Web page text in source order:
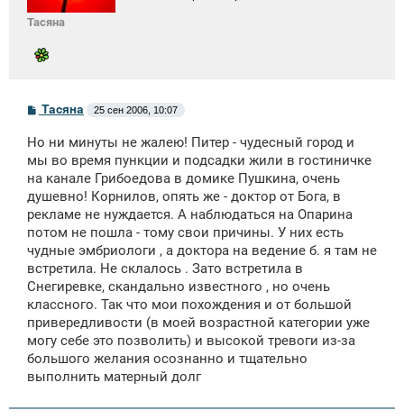
Тасяна
С
б
щ
н
и
Тасяна 25 сен 2006, 10:07
Но ни минуты не жалею! Питер - чудесный город и
мы во время пункции и подсадки жили в гостиничке
на канале Грибоедова в домике Пушкина, очень
душевно! Корнилов, опять же - доктор от Бога, в
рекламе не нуждается. А наблюдаться на Опарина
потом не пошла - тому свои причины. У них есть
чудные эмбриологи , а доктора на ведение б. я там не
встретила. Не склалось . Зато встретила в
Снегиревке, скандально известного , но очень
классного. Так что мои похождения и от большой
привередливости (в моей возрастной категории уже
могу себе это позволить) и высокой тревоги из-за
большого желания осознанно и тщательно
выполнить матерный долг